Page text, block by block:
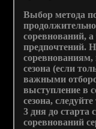
Выбор метода
соревнований,
предпочтений.
сезона (если
важными
выступление в
сезона,
3 дня до старта
соревнований